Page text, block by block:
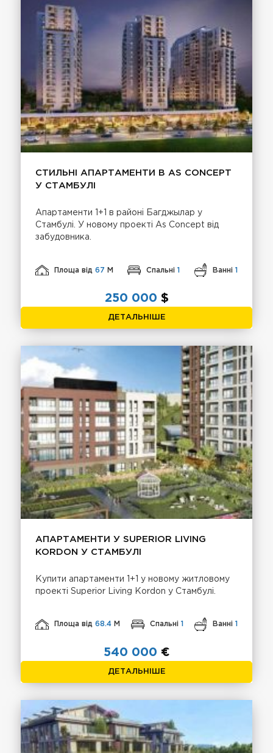
СТИЛЬНІ АПАРТАМЕНТИ В AS CONCEPT
У СТАМБУЛІ
Апартаменти 1+1 в районi Багджылар у
Стамбулі. У новому проекті As Concept від
забудовника.
Площа від67 М Спальні 1 Ванні 1
250 000 $
ДЕТАЛЬНІШЕ
АПАРТАМЕНТИ У SUPERIOR LIVING
KORDON У СТАМБУЛІ
Купити апартаменти 1+1 у новому житловому
проекті Superior Living Kordon у Стамбулі.
Площа від68.4 М Спальні 1 Ванні 1
540 000 €
ДЕТАЛЬНІШЕ